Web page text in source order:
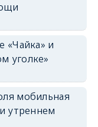
«Чайка» и
уголке»
мобильная
утреннем